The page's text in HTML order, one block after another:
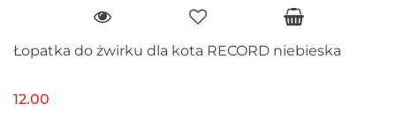
Łopatka do żwirku dla kota RECORD niebieska
12.00